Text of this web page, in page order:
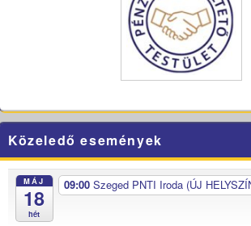
Közeledő események
MÁJ
18
hét
09:00 Szeged PNTI Iroda (ÚJ